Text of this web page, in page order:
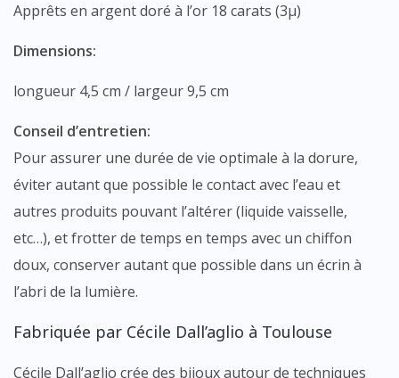
Apprêts en argent doré à l’or 18 carats (3µ)
Dimensions:
longueur 4,5 cm / largeur 9,5 cm
Conseil d’entretien:
Pour assurer une durée de vie optimale à la dorure,
éviter autant que possible le contact avec l’eau et
autres produits pouvant l’altérer (liquide vaisselle,
etc…), et frotter de temps en temps avec un chiffon
doux, conserver autant que possible dans un écrin à
l’abri de la lumière.
Fabriquée par Cécile Dall’aglio à Toulouse
Cécile Dall’aglio crée des bijoux autour de techniques